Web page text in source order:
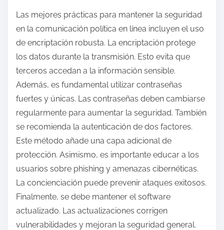
Las mejores prácticas para mantener la seguridad
en la comunicación política en línea incluyen el uso
de encriptación robusta. La encriptación protege
los datos durante la transmisión. Esto evita que
terceros accedan a la información sensible.
Además, es fundamental utilizar contraseñas
fuertes y únicas. Las contraseñas deben cambiarse
regularmente para aumentar la seguridad. También
se recomienda la autenticación de dos factores.
Este método añade una capa adicional de
protección. Asimismo, es importante educar a los
usuarios sobre phishing y amenazas cibernéticas.
La concienciación puede prevenir ataques exitosos.
Finalmente, se debe mantener el software
actualizado. Las actualizaciones corrigen
vulnerabilidades y mejoran la seguridad general.